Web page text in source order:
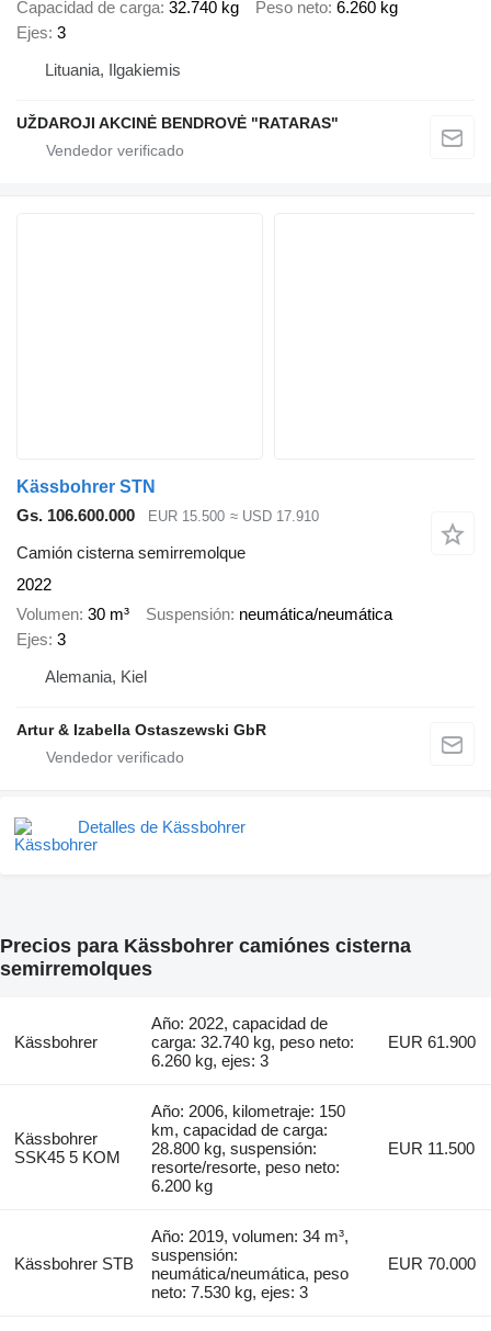
Capacidad de carga 32.740 kg Peso neto 6.260 kg
Ejes 3
Lituania, Ilgakiemis
UŽDAROJI AKCINĖ BENDROVĖ "RATARAS"
Kässbohrer STN
Gs. 106.600.000
EUR 15.500 ≈ USD 17.910
Camión cisterna semirremolque
2022
Volumen 30 m³ Suspensión neumática/neumática
Ejes 3
Alemania, Kiel
Artur & Izabella Ostaszewski GbR
Detalles de Kässbohrer
Precios para Kässbohrer camiónes cisterna
semirremolques
Kässbohrer
Año: 2022, capacidad de
carga: 32.740 kg, peso neto:
6.260 kg, ejes: 3
EUR 61.900
Kässbohrer
SSK45 5 KOM
Año: 2006, kilometraje: 150
km, capacidad de carga:
28.800 kg, suspensión:
resorte/resorte, peso neto:
6.200 kg
EUR 11.500
Kässbohrer STB
Año: 2019, volumen: 34 m³,
suspensión:
neumática/neumática, peso
neto: 7.530 kg, ejes: 3
EUR 70.000